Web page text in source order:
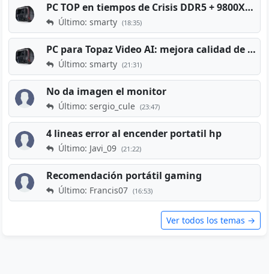
PC TOP en tiempos de Crisis DDR5 + 9800X3D + RTX 5080 [2026][2400€]
Último: smarty (18:35)
PC para Topaz Video AI: mejora calidad de vídeos viejos
Último: smarty (21:31)
No da imagen el monitor
Último: sergio_cule (23:47)
4 lineas error al encender portatil hp
Último: Javi_09 (21:22)
Recomendación portátil gaming
Último: Francis07 (16:53)
Ver todos los temas →